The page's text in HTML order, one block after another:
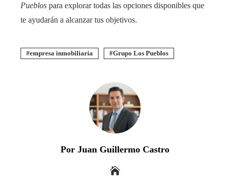
Pueblos para explorar todas las opciones disponibles que
te ayudarán a alcanzar tus objetivos.
empresa inmobiliaria Grupo Los Pueblos
Por Juan Guillermo Castro